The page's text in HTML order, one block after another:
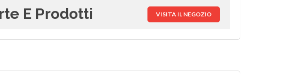
E Prodotti VISITA IL NEGOZIO